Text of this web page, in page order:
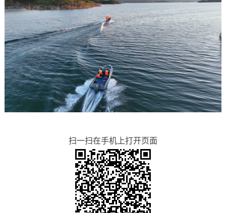
扫一扫在手机上打开页面